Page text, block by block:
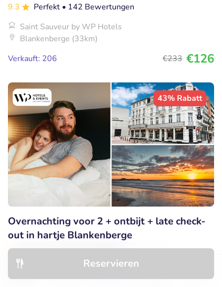
Reservieren
9.3 Perfekt • 142 Bewertungen
Saint Sauveur by WP Hotels
Blankenberge (33km)
Verkauft: 206
€233 €126
43% Rabatt
Overnachting voor 2 + ontbijt + late check-
out in hartje Blankenberge
9 Perfekt• 77 Bewertungen
Corner House